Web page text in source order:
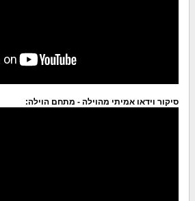
סיקור וידאו אמיתי מהוילה - מתחם הוילה: